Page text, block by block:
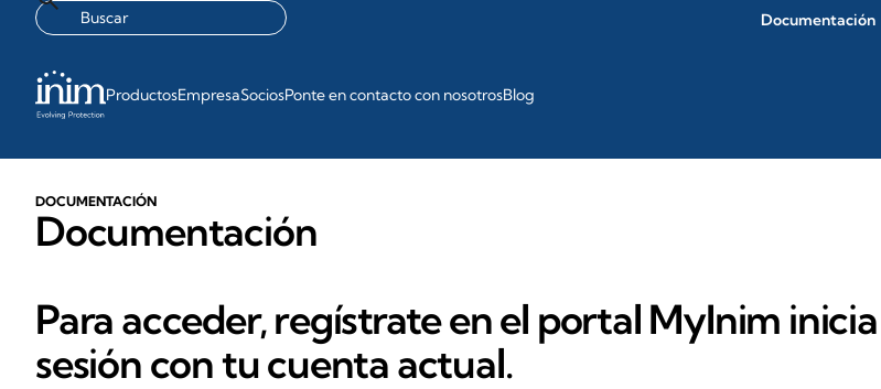
Documentación
ProductosEmpresaSociosPonte en contacto con nosotrosBlog
DOCUMENTACIÓN
Documentación
Para acceder, regístrate en el portal MyInim inicia
sesión con tu cuenta actual.